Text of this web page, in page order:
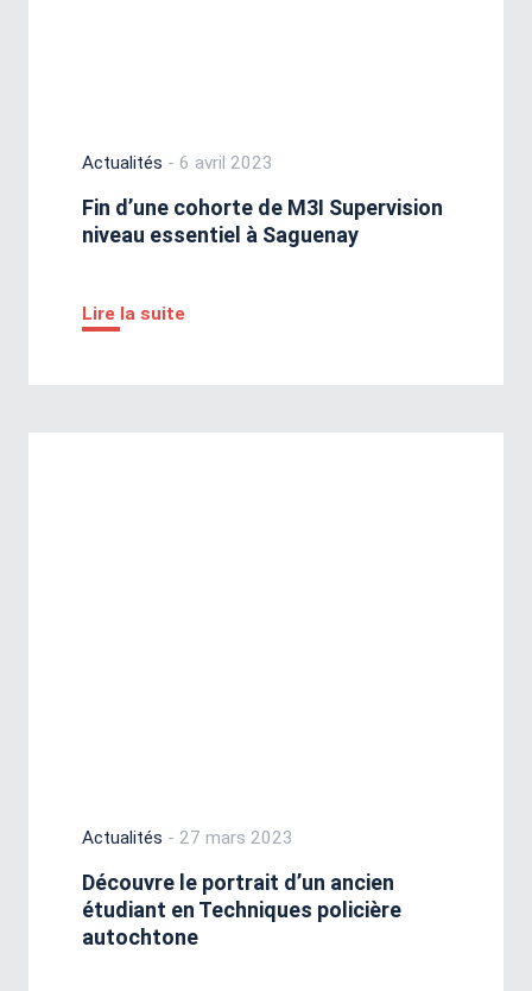
Actualités - 6 avril 2023
Fin d’une cohorte de M3I Supervision
niveau essentiel à Saguenay
Lire la suite
Actualités - 27 mars 2023
Découvre le portrait d’un ancien
étudiant en Techniques policière
autochtone